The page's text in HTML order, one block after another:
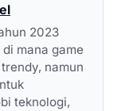
2023
mana game
namun
teknologi,